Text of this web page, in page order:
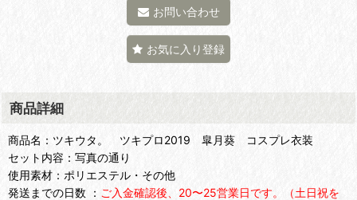
お問い合わせ
お気に入り登録
商品詳細
商品名：ツキウタ。 ツキプロ2019 皐月葵 コスプレ衣装
セット内容：写真の通り
使用素材：ポリエステル・その他
発送までの日数 ： ご入金確認後、20〜25営業日です。（土日祝を